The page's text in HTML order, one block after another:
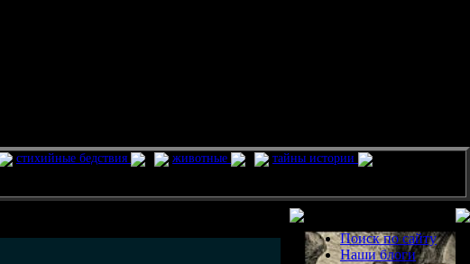
стихийные бедствия животные
тайны истории
Поиск по сайту
Наши блоги